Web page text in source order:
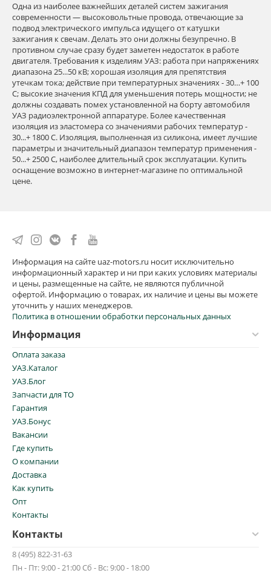
Одна из наиболее важнейших деталей систем зажигания
современности — высоковольтные провода, отвечающие за
подвод электрического импульса идущего от катушки
зажигания к свечам. Делать это они должны безупречно. В
противном случае сразу будет заметен недостаток в работе
двигателя. Требования к изделиям УАЗ: работа при напряжениях
диапазона 25...50 кВ; хорошая изоляция для препятствия
утечкам тока; действие при температурных значениях - 30…+ 100
С; высокие значения КПД для уменьшения потерь мощности; не
должны создавать помех установленной на борту автомобиля
УАЗ радиоэлектронной аппаратуре. Более качественная
изоляция из эластомера со значениями рабочих температур -
30...+ 1800 C. Изоляция, выполненная из силикона, имеет лучшие
параметры и значительный диапазон температур применения -
50...+ 2500 C, наиболее длительный срок эксплуатации. Купить
оснащение возможно в интернет-магазине по оптимальной
цене.
Информация на сайте uaz-motors.ru носит исключительно
информационный характер и ни при каких условиях материалы
и цены, размещенные на сайте, не являются публичной
офертой. Информацию о товарах, их наличие и цены вы можете
уточнить у наших менеджеров.
Политика в отношении обработки персональных данных
Информация
Оплата заказа
УАЗ.Каталог
УАЗ.Блог
Запчасти для ТО
Гарантия
УАЗ.Бонус
Вакансии
Где купить
О компании
Доставка
Как купить
Опт
Контакты
Контакты
8 (495) 822-31-63
Пн - Пт: 9:00 - 21:00 Сб - Вс: 9:00 - 18:00